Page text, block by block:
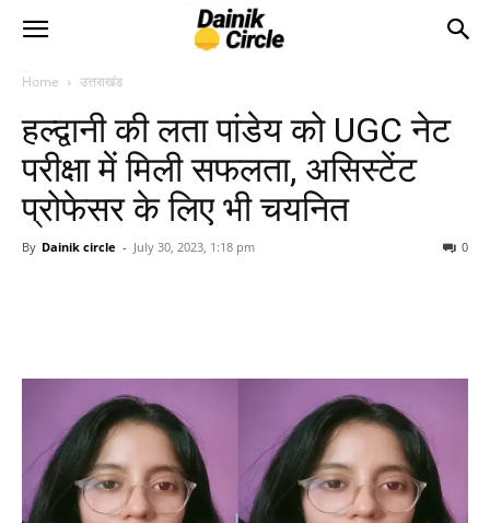
Home उत्तराखंड
हल्द्वानी की लता पांडेय को UGC नेट
परीक्षा में मिली सफलता, असिस्टेंट
प्रोफेसर के लिए भी चयनित
By Dainik circle - July 30, 2023, 1:18 pm 0